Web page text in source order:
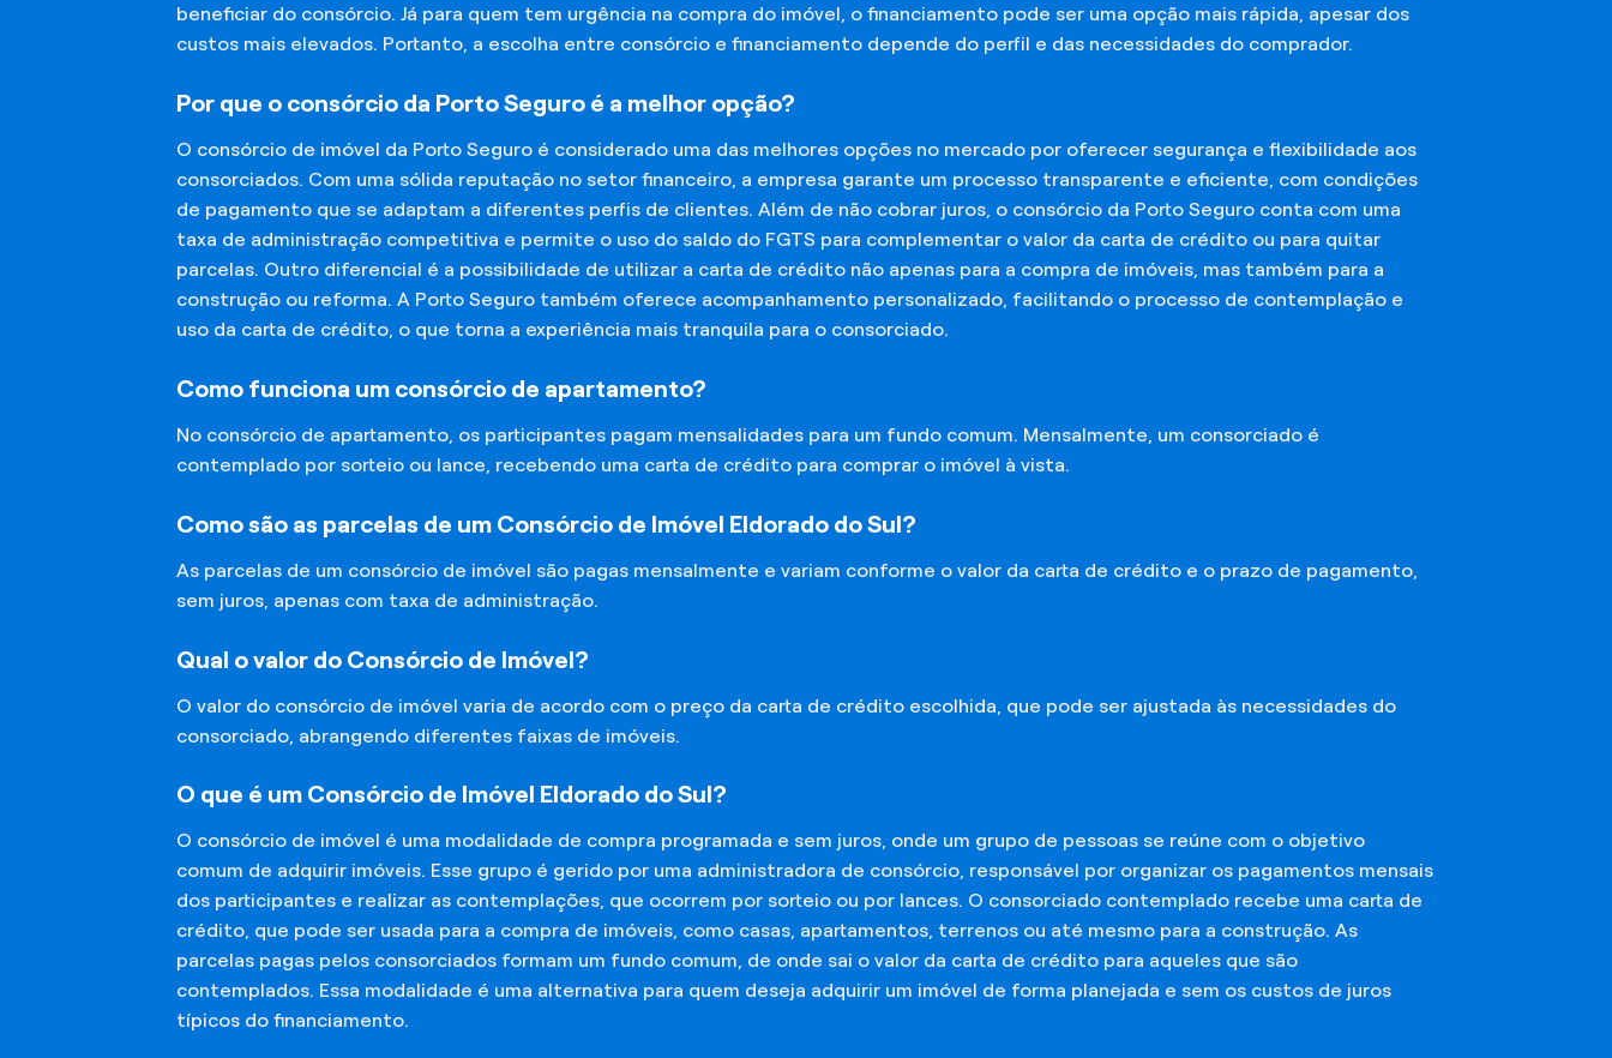
beneficiar do consórcio. Já para quem tem urgência na compra do imóvel, o financiamento pode ser uma opção mais rápida, apesar dos
custos mais elevados. Portanto, a escolha entre consórcio e financiamento depende do perfil e das necessidades do comprador.
Por que o consórcio da Porto Seguro é a melhor opção?
O consórcio de imóvel da Porto Seguro é considerado uma das melhores opções no mercado por oferecer segurança e flexibilidade aos
consorciados. Com uma sólida reputação no setor financeiro, a empresa garante um processo transparente e eficiente, com condições
de pagamento que se adaptam a diferentes perfis de clientes. Além de não cobrar juros, o consórcio da Porto Seguro conta com uma
taxa de administração competitiva e permite o uso do saldo do FGTS para complementar o valor da carta de crédito ou para quitar
parcelas. Outro diferencial é a possibilidade de utilizar a carta de crédito não apenas para a compra de imóveis, mas também para a
construção ou reforma. A Porto Seguro também oferece acompanhamento personalizado, facilitando o processo de contemplação e
uso da carta de crédito, o que torna a experiência mais tranquila para o consorciado.
Como funciona um consórcio de apartamento?
No consórcio de apartamento, os participantes pagam mensalidades para um fundo comum. Mensalmente, um consorciado é
contemplado por sorteio ou lance, recebendo uma carta de crédito para comprar o imóvel à vista.
Como são as parcelas de um Consórcio de Imóvel Eldorado do Sul?
As parcelas de um consórcio de imóvel são pagas mensalmente e variam conforme o valor da carta de crédito e o prazo de pagamento,
sem juros, apenas com taxa de administração.
Qual o valor do Consórcio de Imóvel?
O valor do consórcio de imóvel varia de acordo com o preço da carta de crédito escolhida, que pode ser ajustada às necessidades do
consorciado, abrangendo diferentes faixas de imóveis.
O que é um Consórcio de Imóvel Eldorado do Sul?
O consórcio de imóvel é uma modalidade de compra programada e sem juros, onde um grupo de pessoas se reúne com o objetivo
comum de adquirir imóveis. Esse grupo é gerido por uma administradora de consórcio, responsável por organizar os pagamentos mensais
dos participantes e realizar as contemplações, que ocorrem por sorteio ou por lances. O consorciado contemplado recebe uma carta de
crédito, que pode ser usada para a compra de imóveis, como casas, apartamentos, terrenos ou até mesmo para a construção. As
parcelas pagas pelos consorciados formam um fundo comum, de onde sai o valor da carta de crédito para aqueles que são
contemplados. Essa modalidade é uma alternativa para quem deseja adquirir um imóvel de forma planejada e sem os custos de juros
típicos do financiamento.